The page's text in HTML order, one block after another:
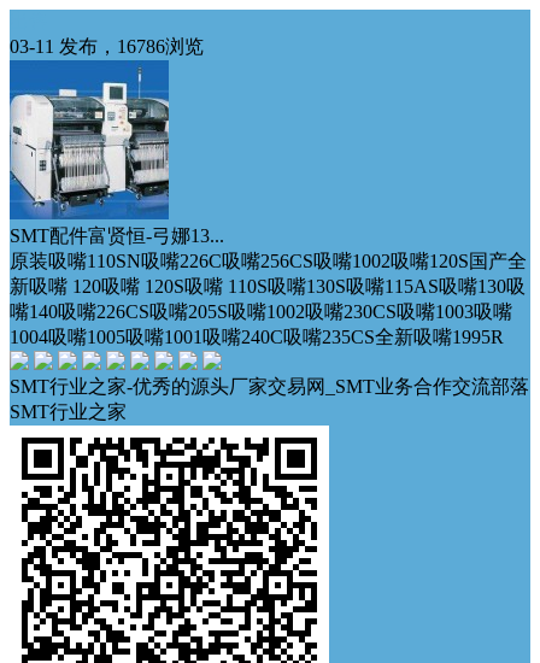
03-11 发布，16786浏览
SMT配件富贤恒-弓娜13...
原装吸嘴110SN吸嘴226C吸嘴256CS吸嘴1002吸嘴120S国产全
新吸嘴 120吸嘴 120S吸嘴 110S吸嘴130S吸嘴115AS吸嘴130吸
嘴140吸嘴226CS吸嘴205S吸嘴1002吸嘴230CS吸嘴1003吸嘴
1004吸嘴1005吸嘴1001吸嘴240C吸嘴235CS全新吸嘴1995R
SMT行业之家-优秀的源头厂家交易网_SMT业务合作交流部落
SMT行业之家